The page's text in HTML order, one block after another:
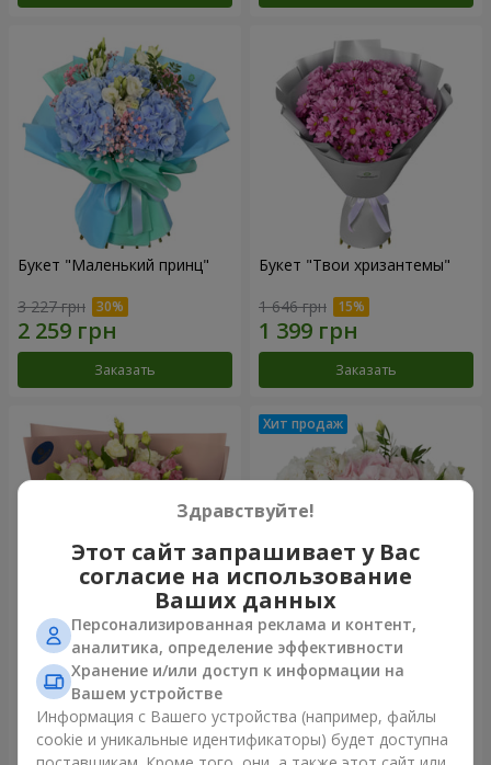
Букет "Маленький принц"
3 227 грн
Заказать
Букет "Твои хризантемы"
1 646 грн
Заказать
Букет "Панна Котта"
2 199 грн
Заказать
Композиция "Нежное
прикосновение"
Заказать
Здравствуйте!
Этот сайт запрашивает у Вас
согласие на использование
Ваших данных
Персонализированная реклама и контент,
аналитика, определение эффективности
Хранение и/или доступ к информации на
Вашем устройстве
Информация с Вашего устройства (например, файлы
cookie и уникальные идентификаторы) будет доступна